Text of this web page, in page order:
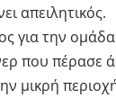
απειλητικός.
για την
που πέρασε
μικρή